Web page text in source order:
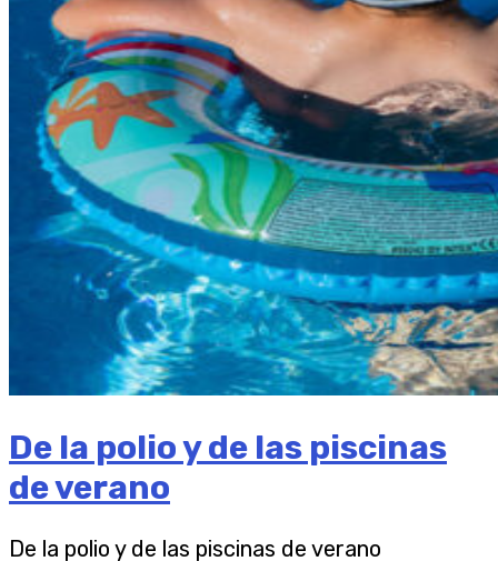
De la polio y de las piscinas
de verano
De la polio y de las piscinas de verano